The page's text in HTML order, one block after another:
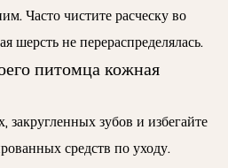
Часто чистите расческу во
шерсть не перераспределялась.
питомца кожная
закругленных зубов и избегайте
средств по уходу.